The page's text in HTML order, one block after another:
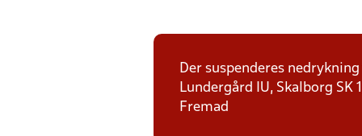
Der suspenderes
Lundergård IU, Skalborg SK
Fremad